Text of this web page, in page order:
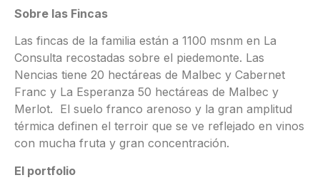
Sobre las Fincas
Las fincas de la familia están a 1100 msnm en La
Consulta recostadas sobre el piedemonte. Las
Nencias tiene 20 hectáreas de Malbec y Cabernet
Franc y La Esperanza 50 hectáreas de Malbec y
Merlot. El suelo franco arenoso y la gran amplitud
térmica definen el terroir que se ve reflejado en vinos
con mucha fruta y gran concentración.
El portfolio